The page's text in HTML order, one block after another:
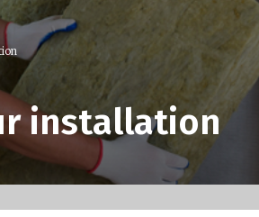
installation